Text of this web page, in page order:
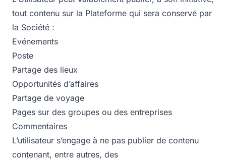
tout contenu sur la Plateforme qui sera conservé par
la Société :
Evénements
Poste
Partage des lieux
Opportunités d’affaires
Partage de voyage
Pages sur des groupes ou des entreprises
Commentaires
L’utilisateur s’engage à ne pas publier de contenu
contenant, entre autres, des